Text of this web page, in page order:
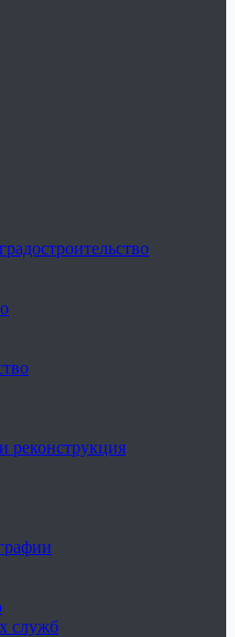
реконструкция
служб